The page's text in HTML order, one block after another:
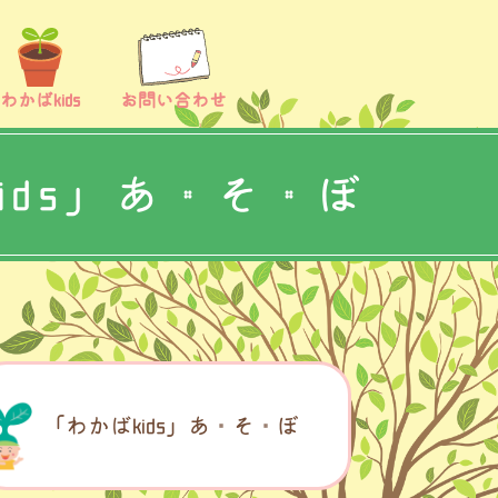
わかばkids お問い合わせ
」あ・そ・ぼ
「わかばkids」あ・そ・ぼ